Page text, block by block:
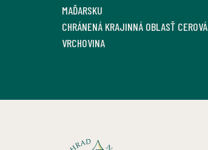
MAĎARSKU
CHRÁNENÁ KRAJINNÁ OBLASŤ CEROVÁ
VRCHOVINA